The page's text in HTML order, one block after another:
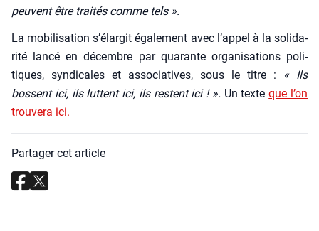
peuvent être trai­tés comme tels ».
La mobi­li­sa­tion s’élargit éga­le­ment avec l’appel à la soli­da­
ri­té lan­cé en décembre par qua­rante orga­ni­sa­tions poli­
tiques, syn­di­cales et asso­cia­tives, sous le titre :
« Ils
bossent ici, ils luttent ici, ils res­tent ici ! ». Un texteque l’on
trou­ve­ra ici.
Partager cet article